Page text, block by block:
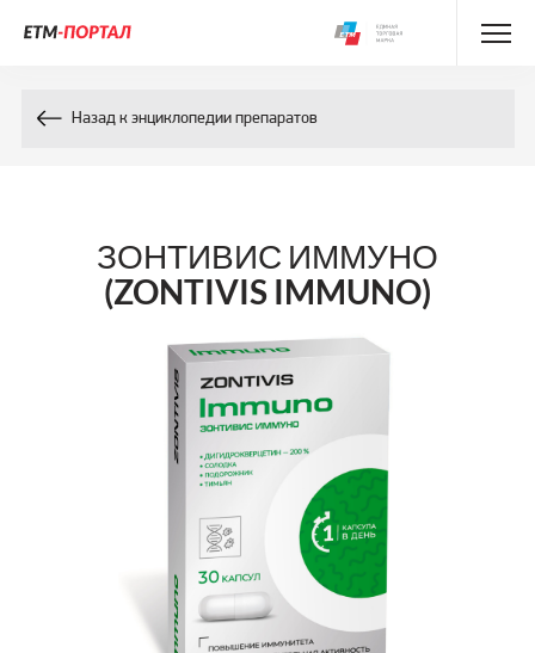
Назад к энциклопедии препаратов
ЗОНТИВИС ИММУНО
(ZONTIVIS IMMUNO)